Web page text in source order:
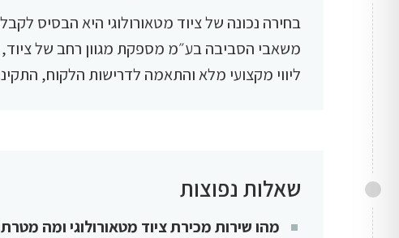
בחירה נכונה של ציוד מטאורולוגי היא הבסיס
משאבי הסביבה בע״מ מספקת מגוון רחב של ציוד,
ליווי מקצועי מלא והתאמה לדרישות הלקוח,
שאלות נפוצות
מהו שירות מכירת ציוד מטאורולוגי ומה